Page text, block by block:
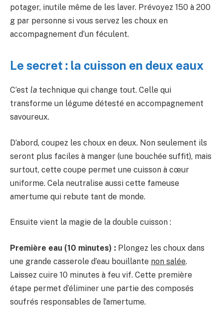
potager, inutile même de les laver. Prévoyez 150 à 200
g par personne si vous servez les choux en
accompagnement d’un féculent.
Le secret : la cuisson en deux eaux
C’est la technique qui change tout. Celle qui
transforme un légume détesté en accompagnement
savoureux.
D’abord, coupez les choux en deux. Non seulement ils
seront plus faciles à manger (une bouchée suffit), mais
surtout, cette coupe permet une cuisson à cœur
uniforme. Cela neutralise aussi cette fameuse
amertume qui rebute tant de monde.
Ensuite vient la magie de la double cuisson :
Première eau (10 minutes) : Plongez les choux dans
une grande casserole d’eau bouillante non salée.
Laissez cuire 10 minutes à feu vif. Cette première
étape permet d’éliminer une partie des composés
soufrés responsables de l’amertume.